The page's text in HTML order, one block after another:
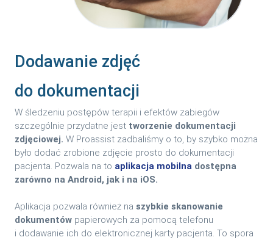
Dodawanie zdjęć
do dokumentacji
W śledzeniu postępów terapii i efektów zabiegów
szczególnie przydatne jest tworzenie dokumentacji
zdjęciowej. W Proassist zadbaliśmy o to, by szybko można
było dodać zrobione zdjęcie prosto do dokumentacji
pacjenta. Pozwala na to aplikacja mobilna dostępna
zarówno na Android, jak i na iOS.
Aplikacja pozwala również na szybkie skanowanie
dokumentów papierowych za pomocą telefonu
i dodawanie ich do elektronicznej karty pacjenta. To spora